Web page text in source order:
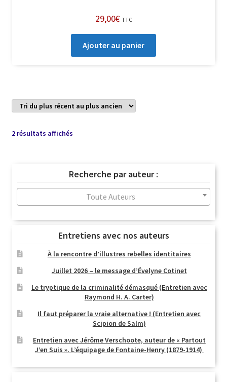
29,00€ TTC
Ajouter au panier
2 résultats affichésTrié
au
plus
ancien
Recherche par auteur :
Toute Auteurs
Entretiens avec nos auteurs
À la rencontre d’illustres rebelles identitaires
Juillet 2026 – le message d’Évelyne Cotinet
Le tryptique de la criminalité démasqué (Entretien avec
Raymond H. A. Carter)
Il faut préparer la vraie alternative ! (Entretien avec
Scipion de Salm)
Entretien avec Jérôme Verschoote, auteur de « Partout
J’en Suis ». L’équipage de Fontaine-Henry (1879-1914)